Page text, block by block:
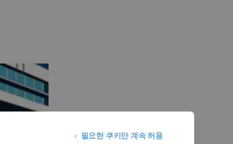
필요한 쿠키만 계속 허용